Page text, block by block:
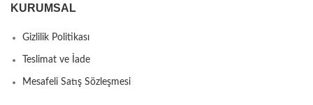
KURUMSAL
Gizlilik Politikası
Teslimat ve İade
Mesafeli Satış Sözleşmesi